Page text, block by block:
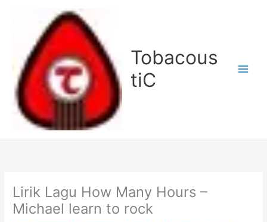
Tobacous
tiC
Lirik Lagu How Many Hours –
Michael learn to rock